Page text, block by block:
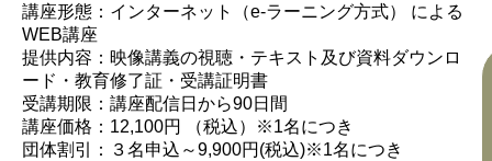
講座形態：インターネット（e-ラーニング方式） による
WEB講座
提供内容：映像講義の視聴・テキスト及び資料ダウンロ
ード・教育修了証・受講証明書
受講期限：講座配信日から90日間
講座価格：12,100円 （税込）※1名につき
団体割引：３名申込～9,900円(税込)※1名につき